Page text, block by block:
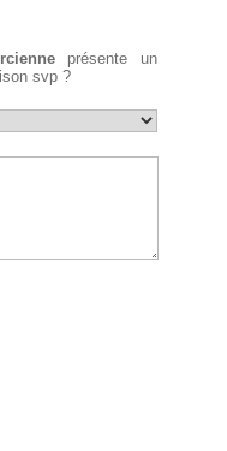
présente un
svp ?